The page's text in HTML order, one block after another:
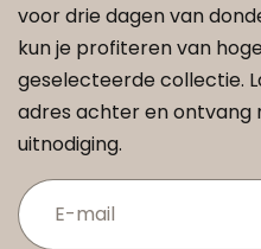
voor drie dagen van
kun je profiteren van
geselecteerde collectie.
adres achter en ontvang
uitnodiging.